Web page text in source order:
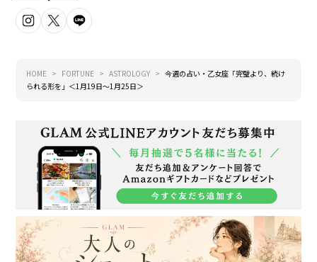
HOME FORTUNE ASTROLOGY
今週の占い・乙女座「完璧より、続け
られる形を」＜1月19日～1月25日＞